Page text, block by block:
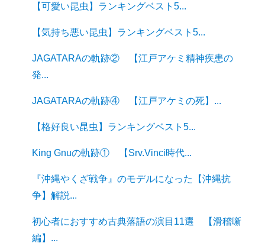
【可愛い昆虫】ランキングベスト5...
【気持ち悪い昆虫】ランキングベスト5...
JAGATARAの軌跡② 【江戸アケミ精神疾患の
発...
JAGATARAの軌跡④ 【江戸アケミの死】...
【格好良い昆虫】ランキングベスト5...
King Gnuの軌跡① 【Srv.Vinci時代...
『沖縄やくざ戦争』のモデルになった【沖縄抗
争】解説...
初心者におすすめ古典落語の演目11選 【滑稽噺
編】...